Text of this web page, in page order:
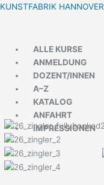
Zum
KUNSTFABRIK HANNOVER
Menü
ALLE KURSE
ANMELDUNG
DOZENT/INNEN
A–Z
KATALOG
ANFAHRT
IMPRESSIONEN
Menü